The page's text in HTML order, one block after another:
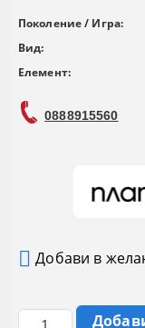
Поколение / Игра:
Вид:
Елемент:
0888915560
Добави в